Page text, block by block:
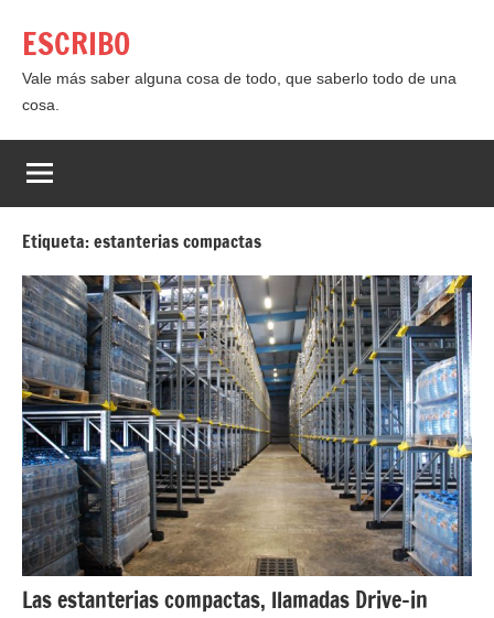
contenido
ESCRIBO
Vale más saber alguna cosa de todo, que saberlo todo de una
cosa.
Etiqueta:estanterias compactas
Las estanterias compactas, llamadas Drive-in